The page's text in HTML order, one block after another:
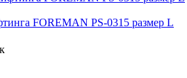
FOREMAN PS-0315 размер L